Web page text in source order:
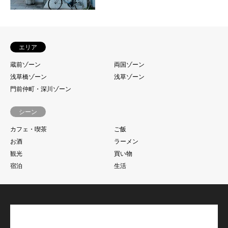
エリア
蔵前ゾーン
両国ゾーン
浅草橋ゾーン
浅草ゾーン
門前仲町・深川ゾーン
シーン
カフェ・喫茶
ご飯
お酒
ラーメン
観光
買い物
宿泊
生活